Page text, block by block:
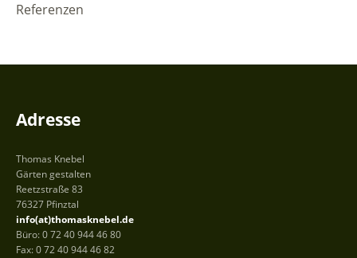
Referenzen
Adresse
Thomas Knebel
Gärten gestalten
Reetzstraße 83
76327 Pfinztal
info(at)thomasknebel.de
Büro: 0 72 40 944 46 80
Fax: 0 72 40 944 46 82